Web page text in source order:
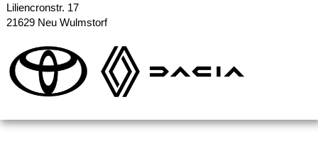
Liliencronstr. 17
21629 Neu Wulmstorf